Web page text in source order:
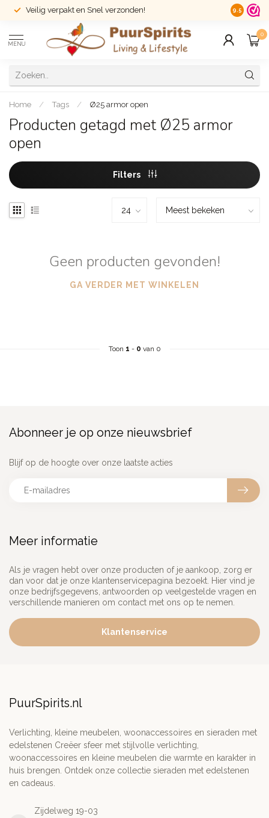
Veilig verpakt en Snel verzonden! 14 dagen
9.5
MENU
0
Home / Tags / Ø25 armor open
Producten getagd met Ø25 armor
open
Filters
Geen producten gevonden!
GA VERDER MET WINKELEN
Toon 1 - 0 van 0
Meer informatie
Als je vragen hebt over onze producten of je aankoop, zorg er
dan voor dat je onze klantenservicepagina bezoekt. Hier vind je
onze bedrijfsgegevens, antwoorden op veelgestelde vragen en
verschillende manieren om contact met ons op te nemen.
Klantenservice
Abonneer je op onze nieuwsbrief
Blijf op de hoogte over onze laatste acties
PuurSpirits.nl
Verlichting, kleine meubelen, woonaccessoires en sieraden met
edelstenen Creëer sfeer met stijlvolle verlichting,
woonaccessoires en kleine meubelen die warmte en karakter in
huis brengen. Ontdek onze collectie sieraden met edelstenen
en cadeaus.
Zijdelweg 19-03